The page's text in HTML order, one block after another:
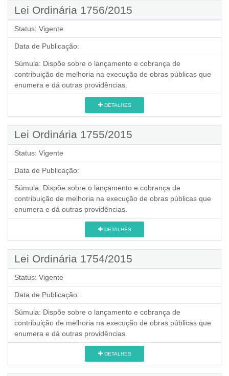
Lei Ordinária 1756/2015
Status: Vigente
Data de Publicação:
Súmula: Dispõe sobre o lançamento e cobrança de
contribuição de melhoria na execução de obras públicas que
enumera e dá outras providências.
DETALHES
Lei Ordinária 1755/2015
Status: Vigente
Data de Publicação:
Súmula: Dispõe sobre o lançamento e cobrança de
contribuição de melhoria na execução de obras públicas que
enumera e dá outras providências.
DETALHES
Lei Ordinária 1754/2015
Status: Vigente
Data de Publicação:
Súmula: Dispõe sobre o lançamento e cobrança de
contribuição de melhoria na execução de obras públicas que
enumera e dá outras providências.
DETALHES